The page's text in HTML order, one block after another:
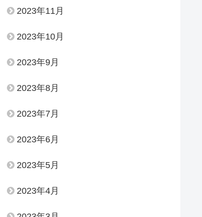
2023年11月
2023年10月
2023年9月
2023年8月
2023年7月
2023年6月
2023年5月
2023年4月